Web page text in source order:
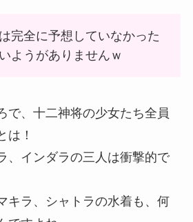
完全に予想していなかった
ようがありませんｗ
で、十二神将の少女たち全員
は！
、インダラの三人は衝撃的で
キラ、シャトラの水着も、何